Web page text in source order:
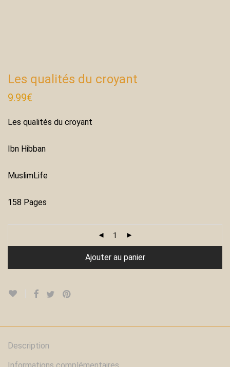
Les qualités du croyant
9.99€
Les qualités du croyant
Ibn Hibban
MuslimLife
158 Pages
Ajouter au panier
Description